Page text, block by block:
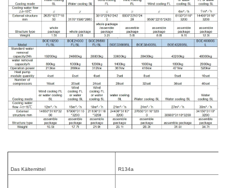
Das Kältemittel R134a